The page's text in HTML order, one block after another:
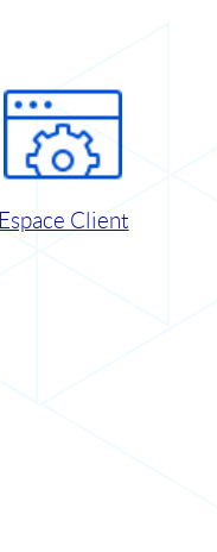
Espace Client